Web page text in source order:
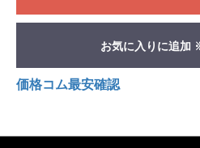
お気に入りに追加
価格コム最安確認